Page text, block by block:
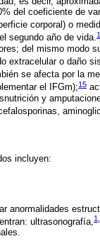
del coeficiente de
corporal) o
segundo año de vida.1
del mismo modo
extracelular o daño
se afecta por la
el IFGm);15
y
incluyen:
anormalidades
ultrasonografía,1